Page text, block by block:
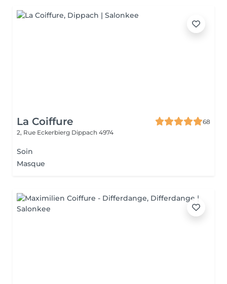
La Coiffure
68
2, Rue Eckerbierg Dippach 4974
Soin
Masque